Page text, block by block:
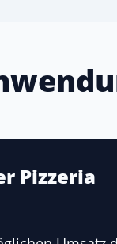
Pizzeria